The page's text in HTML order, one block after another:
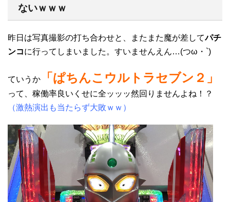
ないｗｗｗ
昨日は写真撮影の打ち合わせと、またまた魔が差してパチ
ンコに行ってしまいました。すいませんえん…(つω・`)
ていうか 「ぱちんこウルトラセブン２」
って、稼働率良いくせに全ッッッ然回りませんよね！？
（激熱演出も当たらず大敗ｗｗ）